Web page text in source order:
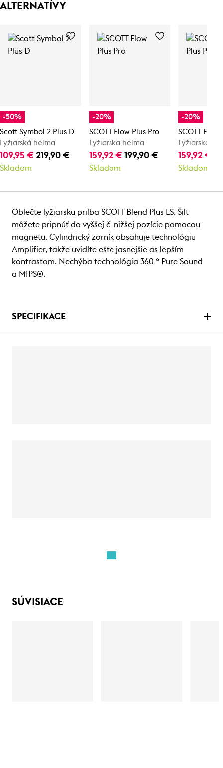
ALTERNATÍVY
-50%
Scott Symbol 2 Plus D
Lyžiarská helma
109,95 € 219,90 €
Skladom
-20%
SCOTT Flow Plus Pro
Lyžiarska helma
159,92 €199,90 €
Skladom
-20%
SCOTT Flow
Lyžiarska
159,92 €
Skladom
Oblečte lyžiarsku prilba SCOTT Blend Plus LS. Šilt
môžete pripnúť do vyššej či nižšej pozície pomocou
magnetu. Cylindrický zorník obsahuje technológiu
Amplifier, takže uvidíte ešte jasnejšie as lepším
kontrastom. Nechýba technológia 360 ° Pure Sound
a MIPS®.
SPECIFIKACE
SÚVISIACE